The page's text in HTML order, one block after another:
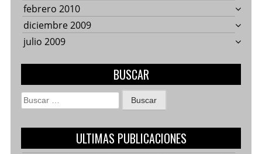
febrero 2010
diciembre 2009
julio 2009
BUSCAR
Buscar:
ULTIMAS PUBLICACIONES